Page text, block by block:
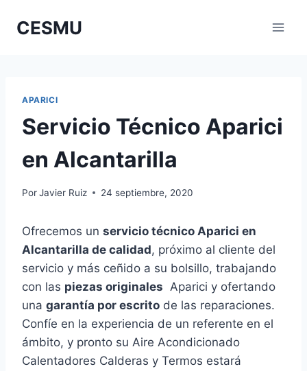
CESMU
APARICI
Servicio Técnico Aparici
en Alcantarilla
PorJavier Ruiz 24 septiembre, 2020
Ofrecemos un servicio técnico Aparici en
Alcantarilla de calidad, próximo al cliente del
servicio y más ceñido a su bolsillo, trabajando
con las piezas originales Aparici y ofertando
una garantía por escrito de las reparaciones.
Confíe en la experiencia de un referente en el
ámbito, y pronto su Aire Acondicionado
Calentadores Calderas y Termos estará